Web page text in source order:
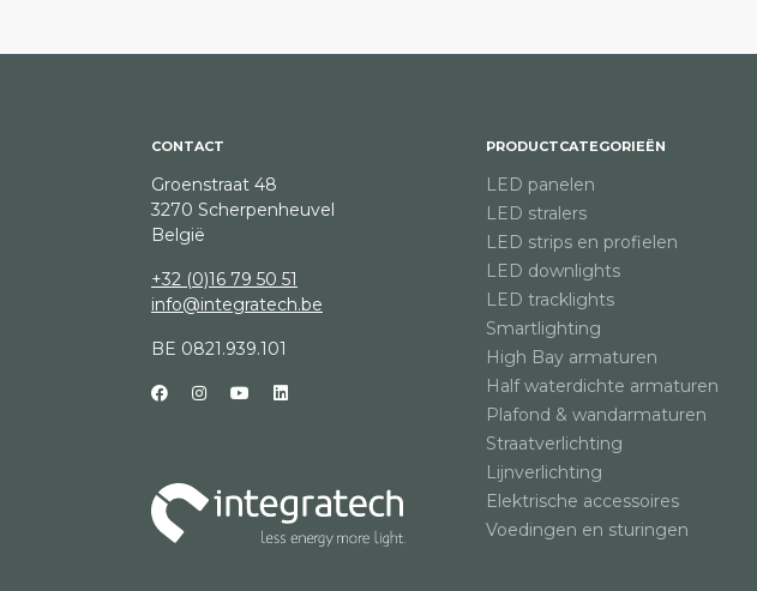
CONTACT
Groenstraat 48
3270 Scherpenheuvel
België
+32 (0)16 79 50 51
info@integratech.be
BE 0821.939.101
PRODUCTCATEGORIEËN
LED panelen
LED stralers
LED strips en profielen
LED downlights
LED tracklights
Smartlighting
High Bay armaturen
Half waterdichte armaturen
Plafond & wandarmaturen
Straatverlichting
Lijnverlichting
Elektrische accessoires
Voedingen en sturingen